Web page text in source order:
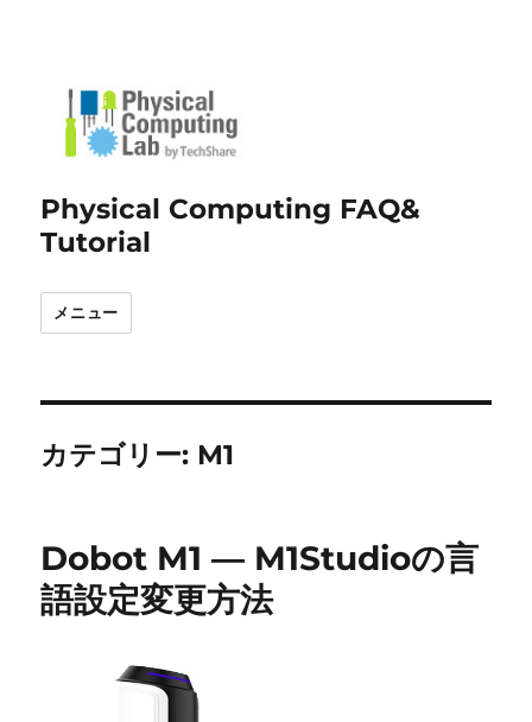
Physical Computing FAQ&
Tutorial
メニュー
カテゴリー: M1
Dobot M1 ― M1Studioの言
語設定変更方法